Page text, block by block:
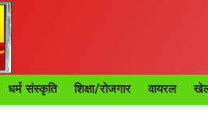
धर्म संस्कृति शिक्षा/रोजगार वायरल